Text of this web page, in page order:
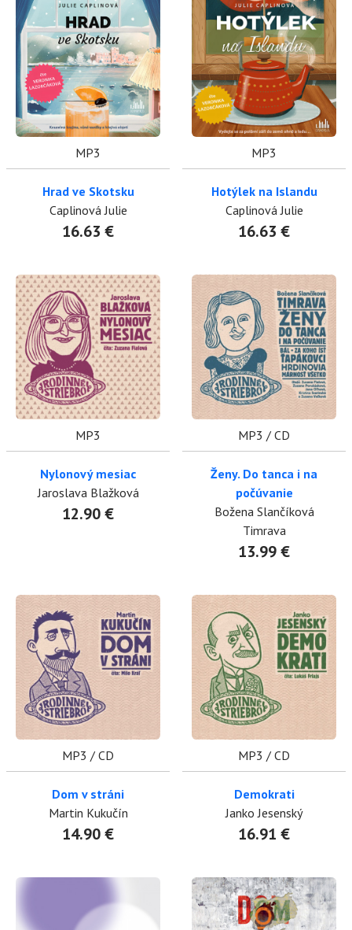
MP3
Hrad ve Skotsku
Caplinová Julie
16.63 €
MP3
Hotýlek na Islandu
Caplinová Julie
16.63 €
MP3
Nylonový mesiac
Jaroslava Blažková
12.90 €
MP3 / CD
Ženy. Do tanca i na
počúvanie
Božena Slančíková
Timrava
13.99 €
MP3 / CD
Dom v stráni
Martin Kukučín
14.90 €
MP3 / CD
Demokrati
Janko Jesenský
16.91 €